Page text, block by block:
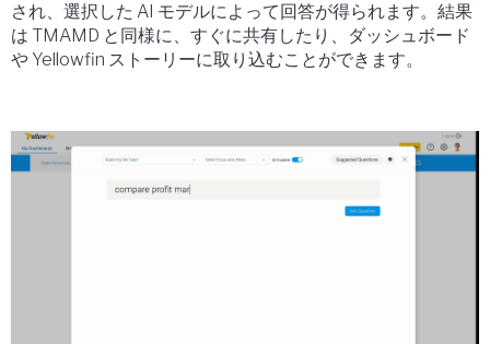
され、選択した AI モデルによって回答が得られます。結果
は TMAMD と同様に、すぐに共有したり、ダッシュボード
や Yellowfin ストーリーに取り込むことができます。